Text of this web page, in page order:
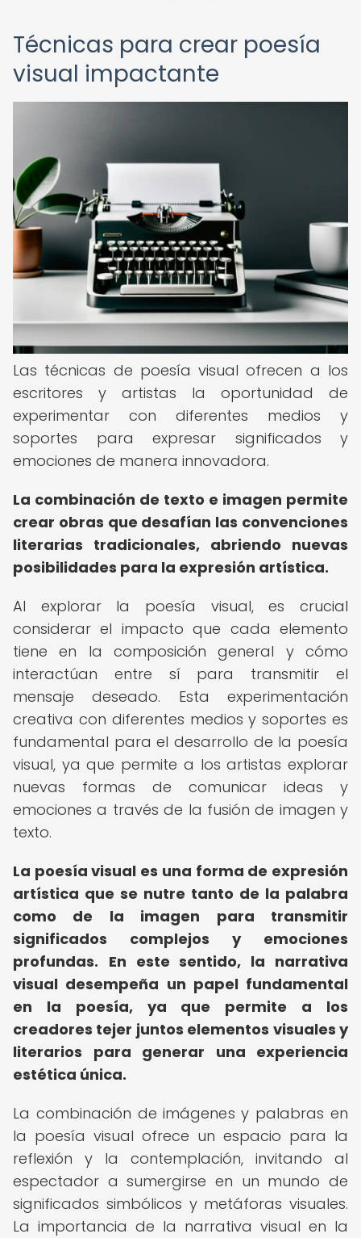
Técnicas para crear poesía
visual impactante
Las técnicas de poesía visual ofrecen a los
escritores y artistas la oportunidad de
experimentar con diferentes medios y
soportes para expresar significados y
emociones de manera innovadora.
La combinación de texto e imagen permite
crear obras que desafían las convenciones
literarias tradicionales, abriendo nuevas
posibilidades para la expresión artística.
Al explorar la poesía visual, es crucial
considerar el impacto que cada elemento
tiene en la composición general y cómo
interactúan entre sí para transmitir el
mensaje deseado. Esta experimentación
creativa con diferentes medios y soportes es
fundamental para el desarrollo de la poesía
visual, ya que permite a los artistas explorar
nuevas formas de comunicar ideas y
emociones a través de la fusión de imagen y
texto.
La poesía visual es una forma de expresión
artística que se nutre tanto de la palabra
como de la imagen para transmitir
significados complejos y emociones
profundas. En este sentido, la narrativa
visual desempeña un papel fundamental
en la poesía, ya que permite a los
creadores tejer juntos elementos visuales y
literarios para generar una experiencia
estética única.
La combinación de imágenes y palabras en
la poesía visual ofrece un espacio para la
reflexión y la contemplación, invitando al
espectador a sumergirse en un mundo de
significados simbólicos y metáforas visuales.
La importancia de la narrativa visual en la